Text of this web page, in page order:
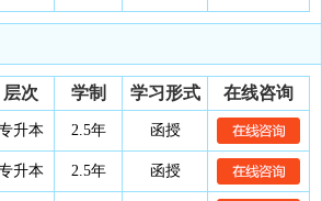
中专、高中等学历或者年满18周岁可报读。
层次 学制 学习形式 在线咨询
升本 2.5年 函授
升本 2.5年 函授